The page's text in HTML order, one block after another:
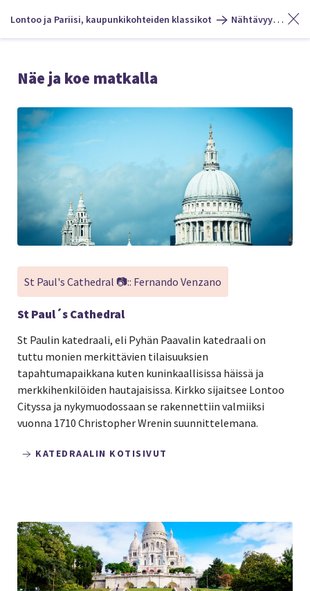
Lontoo ja Pariisi, kaupunkikohteiden klassikot Nähtävyydet ja tekemistä
Näe ja koe matkalla
St Paul's Cathedral 📷:: Fernando Venzano
St Paul´s Cathedral
St Paulin katedraali, eli Pyhän Paavalin katedraali on
tuttu monien merkittävien tilaisuuksien
tapahtumapaikkana kuten kuninkaallisissa häissä ja
merkkihenkilöiden hautajaisissa. Kirkko sijaitsee Lontoo
Cityssa ja nykymuodossaan se rakennettiin valmiiksi
vuonna 1710 Christopher Wrenin suunnittelemana.
KATEDRAALIN KOTISIVUT